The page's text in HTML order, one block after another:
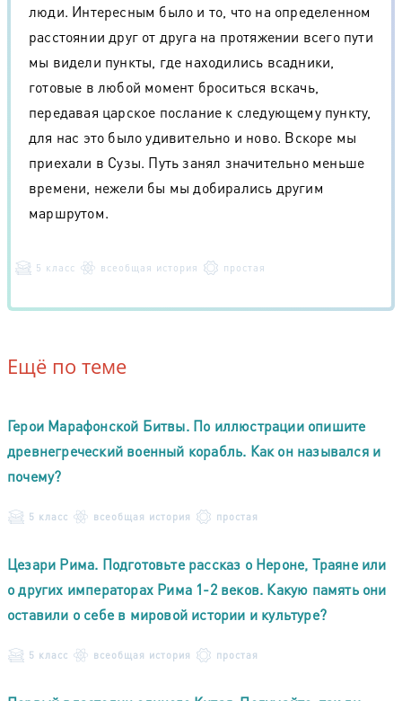
люди. Интересным было и то, что на определенном
расстоянии друг от друга на протяжении всего пути
мы видели пункты, где находились всадники,
готовые в любой момент броситься вскачь,
передавая царское послание к следующему пункту,
для нас это было удивительно и ново. Вскоре мы
приехали в Сузы. Путь занял значительно меньше
времени, нежели бы мы добирались другим
маршрутом.
5 класс всеобщая история простая
Ещё по теме
Герои Марафонской Битвы. По иллюстрации опишите
древнегреческий военный корабль. Как он назывался и
почему?
5 класс всеобщая история простая
Цезари Рима. Подготовьте рассказ о Нероне, Траяне или
о других императорах Рима 1-2 веков. Какую память они
оставили о себе в мировой истории и культуре?
5 класс всеобщая история простая